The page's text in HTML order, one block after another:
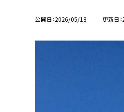
公開日 2026/05/18 更新日